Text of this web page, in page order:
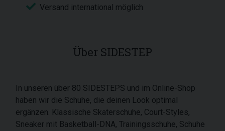
Versand international möglich
Über SIDESTEP
In unseren über 80 SIDESTEPS und im Online-Shop
haben wir die Schuhe, die deinen Look optimal
ergänzen. Klassische Skaterschuhe, Court-Styles,
Sneaker mit Basketball-DNA, Trainingsschuhe, Schuhe